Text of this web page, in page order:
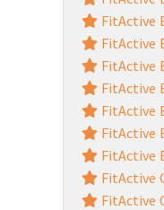
FitActive
FitActive
FitActive
FitActive
FitActive
FitActive
FitActive
FitActive
FitActive